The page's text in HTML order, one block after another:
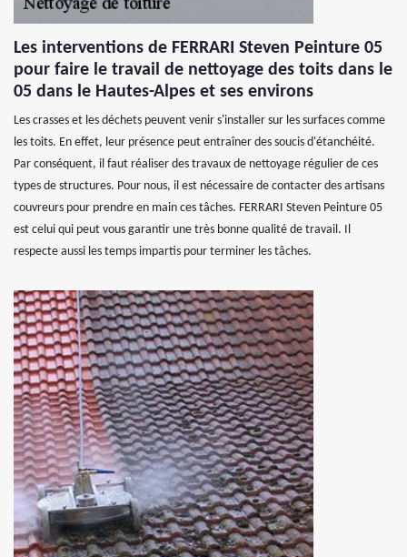
Les interventions de FERRARI Steven Peinture 05
pour faire le travail de nettoyage des toits dans le
05 dans le Hautes-Alpes et ses environs
Les crasses et les déchets peuvent venir s'installer sur les surfaces comme
les toits. En effet, leur présence peut entraîner des soucis d'étanchéité.
Par conséquent, il faut réaliser des travaux de nettoyage régulier de ces
types de structures. Pour nous, il est nécessaire de contacter des artisans
couvreurs pour prendre en main ces tâches. FERRARI Steven Peinture 05
est celui qui peut vous garantir une très bonne qualité de travail. Il
respecte aussi les temps impartis pour terminer les tâches.